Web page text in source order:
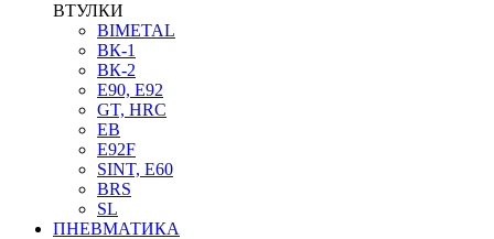
ВТУЛКИ
BIMETAL
ВК-1
ВК-2
Е90, E92
GT, HRC
EB
Е92F
SINT, E60
BRS
SL
ПНЕВМАТИКА